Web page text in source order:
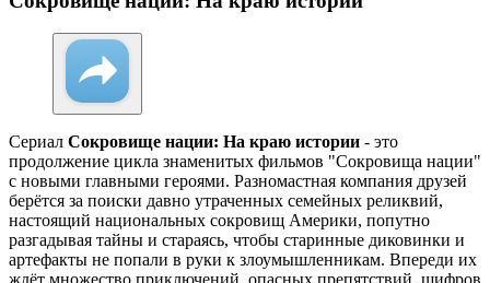
Сериал Сокровище нации: На краю истории - это
продолжение цикла знаменитых фильмов "Сокровища нации"
с новыми главными героями. Разномастная компания друзей
берётся за поиски давно утраченных семейных реликвий,
настоящий национальных сокровищ Америки, попутно
разгадывая тайны и стараясь, чтобы старинные диковинки и
артефакты не попали в руки к злоумышленникам. Впереди их